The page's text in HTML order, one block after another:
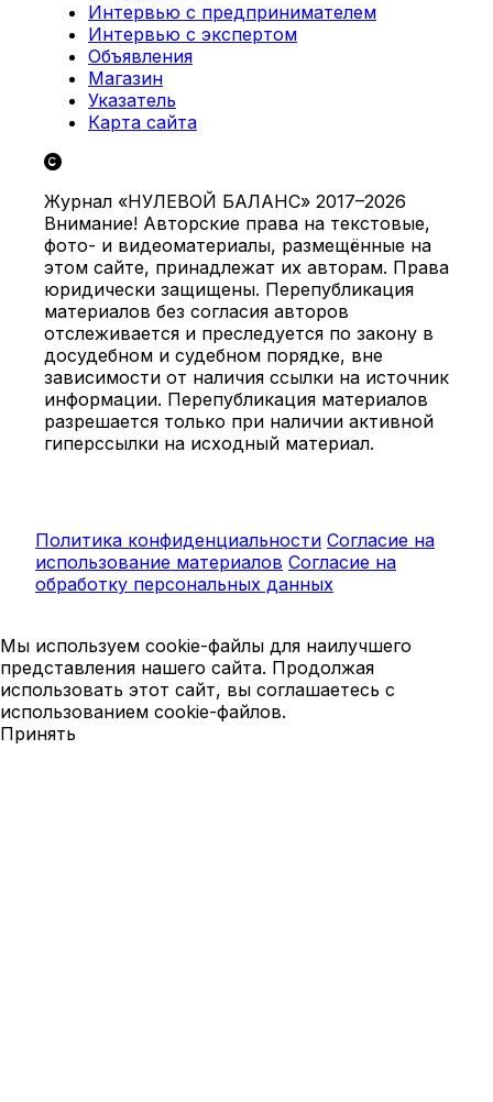
Интервью с предпринимателем
Интервью с экспертом
Объявления
Магазин
Указатель
Карта сайта
Журнал «НУЛЕВОЙ БАЛАНС» 2017–2026
Внимание! Авторские права на текстовые,
фото- и видеоматериалы, размещённые на
этом сайте, принадлежат их авторам. Права
юридически защищены. Перепубликация
материалов без согласия авторов
отслеживается и преследуется по закону в
досудебном и судебном порядке, вне
зависимости от наличия ссылки на источник
информации. Перепубликация материалов
разрешается только при наличии активной
гиперссылки на исходный материал.
Политика конфиденциальности Согласие на
использование материалов Согласие на
обработку персональных данных
Мы используем cookie-файлы для наилучшего
представления нашего сайта. Продолжая
использовать этот сайт, вы соглашаетесь с
использованием cookie-файлов.
Принять